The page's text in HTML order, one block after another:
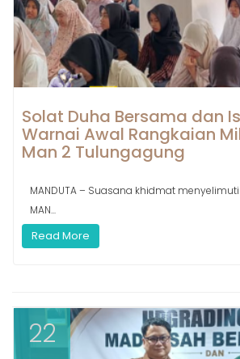
Solat Duha Bersama dan
Warnai Awal Rangkaian
Man 2 Tulungagung
MANDUTA – Suasana khidmat
MAN...
Read More
22